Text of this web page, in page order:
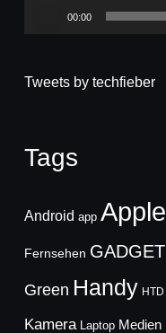
00:00
Tweets by techfieber
Tags
Android app Apple
Fernsehen GADGET
Green Handy HTD
Kamera Laptop Medien